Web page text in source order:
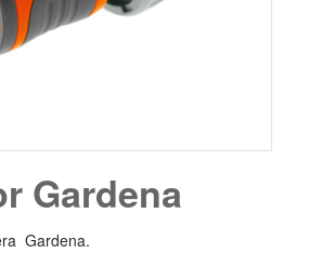
Gardena
Gardena.